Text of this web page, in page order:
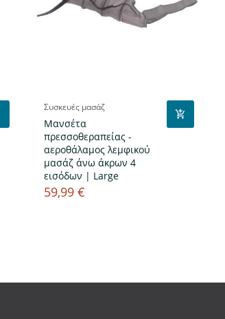
Συσκευές μασάζ
Μανσέτα
πρεσσοθεραπείας -
αεροθάλαμος λεμφικού
μασάζ άνω άκρων 4
εισόδων | Large
Τιμή
59,99 €